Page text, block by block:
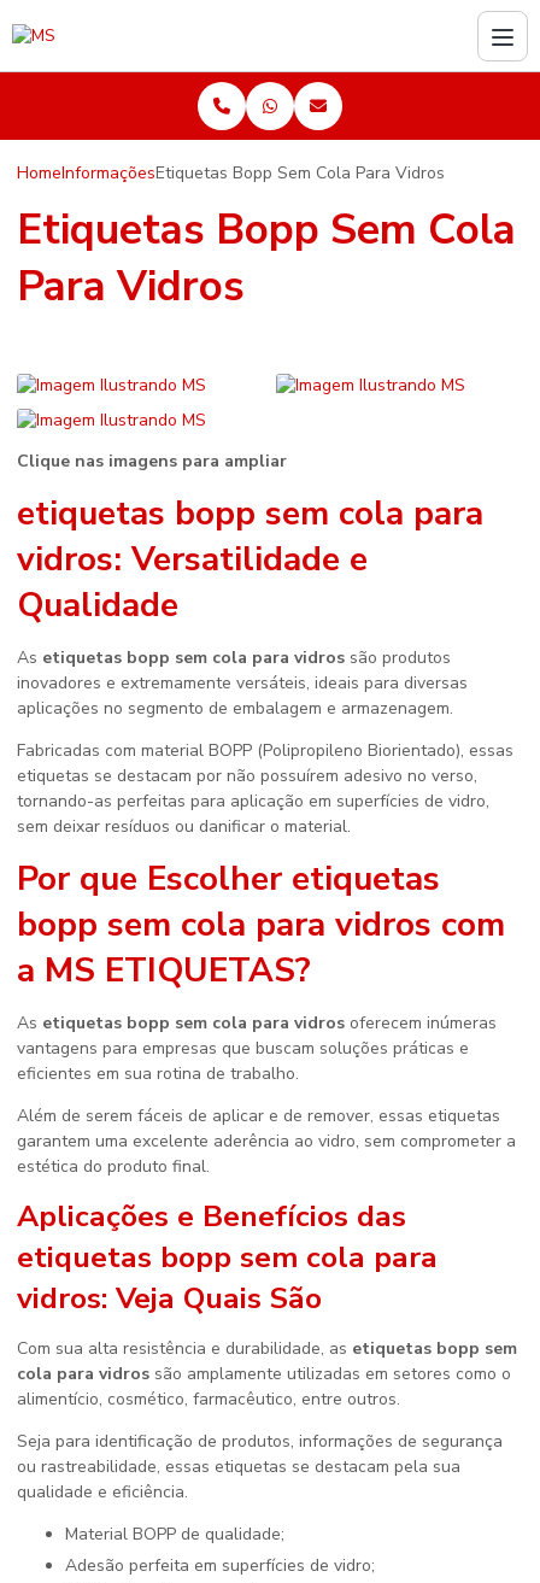
HomeInformaçõesEtiquetas Bopp Sem Cola Para Vidros
Etiquetas Bopp Sem Cola
Para Vidros
Clique nas imagens para ampliar
etiquetas bopp sem cola para
vidros: Versatilidade e
Qualidade
As etiquetas bopp sem cola para vidros são produtos
inovadores e extremamente versáteis, ideais para diversas
aplicações no segmento de embalagem e armazenagem.
Fabricadas com material BOPP (Polipropileno Biorientado), essas
etiquetas se destacam por não possuírem adesivo no verso,
tornando-as perfeitas para aplicação em superfícies de vidro,
sem deixar resíduos ou danificar o material.
Por que Escolher etiquetas
bopp sem cola para vidros com
a MS ETIQUETAS?
As etiquetas bopp sem cola para vidros oferecem inúmeras
vantagens para empresas que buscam soluções práticas e
eficientes em sua rotina de trabalho.
Além de serem fáceis de aplicar e de remover, essas etiquetas
garantem uma excelente aderência ao vidro, sem comprometer a
estética do produto final.
Aplicações e Benefícios das
etiquetas bopp sem cola para
vidros: Veja Quais São
Com sua alta resistência e durabilidade, as etiquetas bopp sem
cola para vidros são amplamente utilizadas em setores como o
alimentício, cosmético, farmacêutico, entre outros.
Seja para identificação de produtos, informações de segurança
ou rastreabilidade, essas etiquetas se destacam pela sua
qualidade e eficiência.
Material BOPP de qualidade;
Adesão perfeita em superfícies de vidro;